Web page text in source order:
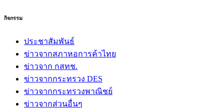
กิจกรรม
ประชาสัมพันธ์
ข่าวจากสภาหอการค้าไทย
ข่าวจาก กสทช.
ข่าวจากกระทรวง DES
ข่าวจากกระทรวงพาณิชย์
ข่าวจากส่วนอื่นๆ